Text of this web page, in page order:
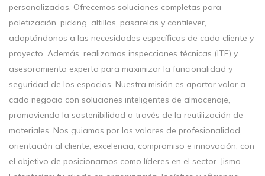
personalizados. Ofrecemos soluciones completas para
paletización, picking, altillos, pasarelas y cantilever,
adaptándonos a las necesidades específicas de cada cliente y
proyecto. Además, realizamos inspecciones técnicas (ITE) y
asesoramiento experto para maximizar la funcionalidad y
seguridad de los espacios. Nuestra misión es aportar valor a
cada negocio con soluciones inteligentes de almacenaje,
promoviendo la sostenibilidad a través de la reutilización de
materiales. Nos guiamos por los valores de profesionalidad,
orientación al cliente, excelencia, compromiso e innovación, con
el objetivo de posicionarnos como líderes en el sector. Jismo